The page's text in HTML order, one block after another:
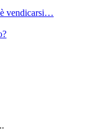
vendicarsi…